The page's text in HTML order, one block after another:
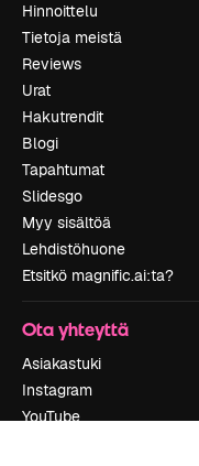
Hinnoittelu
Tietoja meistä
Reviews
Urat
Hakutrendit
Blogi
Tapahtumat
Slidesgo
Myy sisältöä
Lehdistöhuone
Etsitkö magnific.ai:ta?
Ota yhteyttä
Asiakastuki
Instagram
YouTube